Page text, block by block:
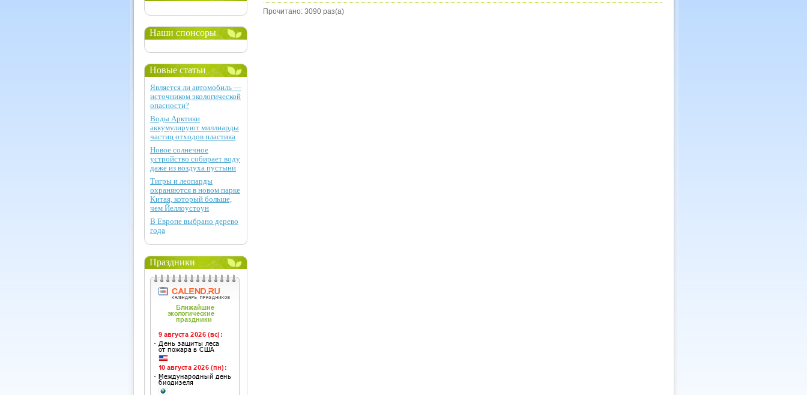
Прочитано: 3090 раз(а)
Наши спонсоры
Новые статьи
Является ли автомобиль —
источником экологической
опасности?
Воды Арктики
аккумулируют миллиарды
частиц отходов пластика
Новое солнечное
устройство собирает воду
даже из воздуха пустыни
Тигры и леопарды
охраняются в новом парке
Китая, который больше,
чем Йеллоустоун
В Европе выбрано дерево
года
Праздники